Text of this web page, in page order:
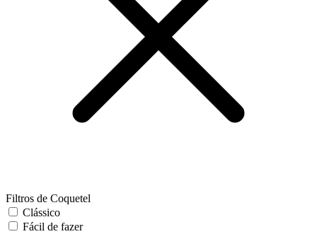
Filtros de Coquetel
Clássico
Fácil de fazer